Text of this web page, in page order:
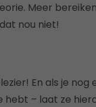
Meer
nou niet!
En als je nog
hebt – laat ze